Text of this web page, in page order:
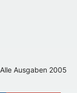
Alle Ausgaben 2005